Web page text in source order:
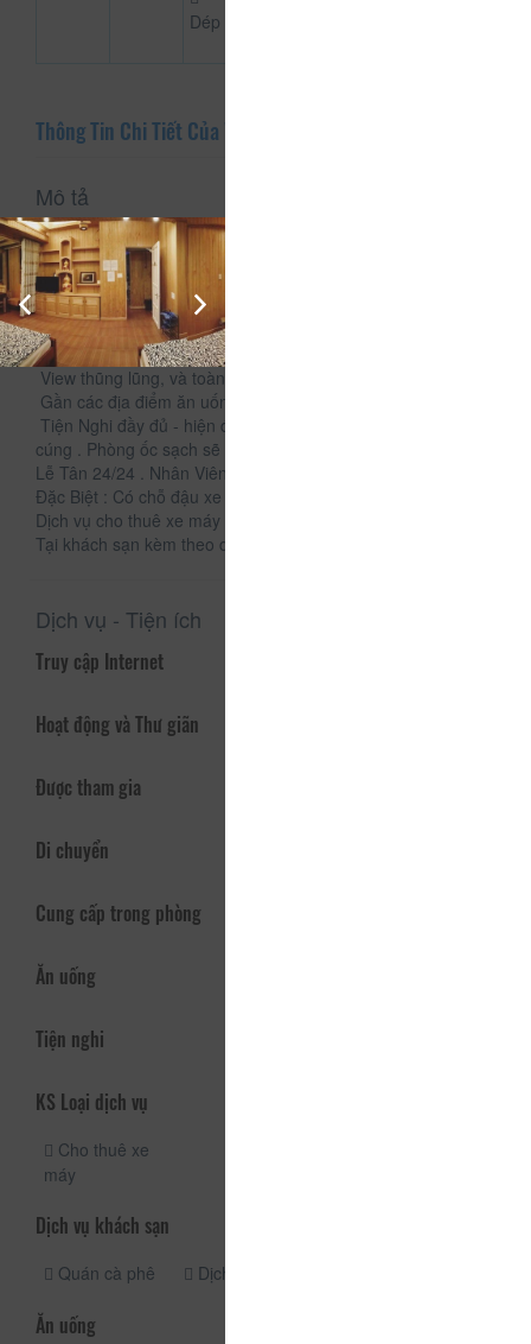
Dép
Thông Tin Chi Tiết Của Woody House
Mô tả
Woody House Hostel Đà Lạt tọa lạc tại 26 Huỳnh Thúc
Kháng, Phường 4, thành phố Đà Lạt.
Nếu bạn đang phân vân phải chọn nơi nào để nghỉ ngơi thì
hãy đến với Woody House Hostel Đà Lạt
Là một check in sống ảo cho các bạn trẻ, chụp hình miễn
phí.
View thũng lũng, và toàn cảnh thành phố Đà Lạt.
Gần các địa điểm ăn uống nổi tiếng Đà Lạt
Tiện Nghi đầy đủ - hiện đại - sang trọng - không gian ấm
cúng . Phòng ốc sạch sẽ . Trên sự mong đợi của bạn.
Lễ Tân 24/24 . Nhân Viên phục vụ tận tình,
Đặc Biệt : Có chỗ đậu xe miễn phí
Dịch vụ cho thuê xe máy 24/24.
Tại khách sạn kèm theo dịch vụ đi tour hàng ngày.
Dịch vụ - Tiện ích
Truy cập Internet
Hoạt động và Thư giãn
Được tham gia
Di chuyển
Cung cấp trong phòng
Ăn uống
Tiện nghi
KS Loại dịch vụ
Cho thuê xe
máy
Dịch vụ khách sạn
Quán cà phê Dịch vụ giặt ủi
Ăn uống